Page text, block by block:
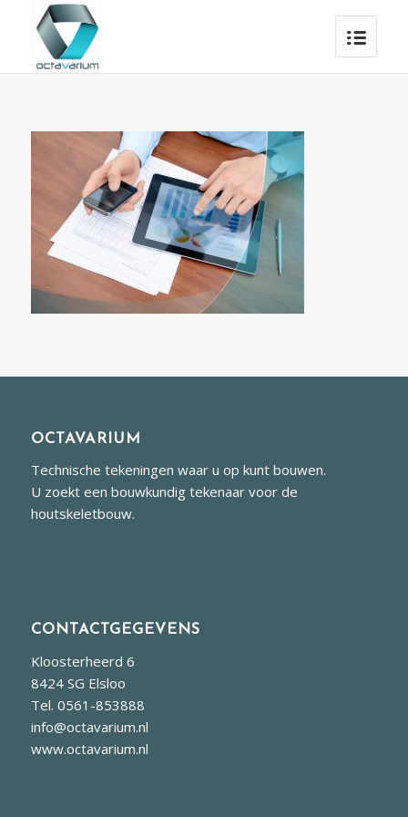
OCTAVARIUM
Technische tekeningen waar u op kunt bouwen.
U zoekt een bouwkundig tekenaar voor de
houtskeletbouw.
CONTACTGEGEVENS
Kloosterheerd 6
8424 SG Elsloo
Tel. 0561-853888
info@octavarium.nl
www.octavarium.nl